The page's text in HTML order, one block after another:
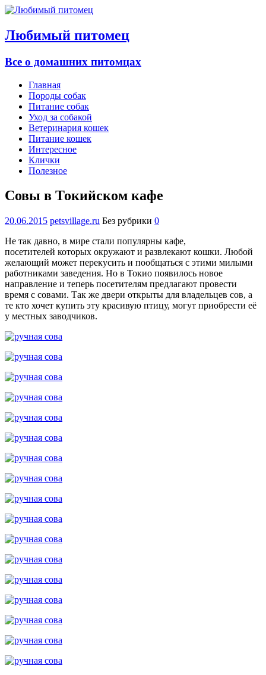
Любимый питомец
Все о домашних питомцах
Главная
Породы собак
Питание собак
Уход за собакой
Ветеринария кошек
Питание кошек
Интересное
Клички
Полезное
Совы в Токийском кафе
20.06.2015 petsvillage.ru Без рубрики 0
Не так давно, в мире стали популярны кафе,
посетителей которых окружают и развлекают кошки. Любой
желающий может перекусить и пообщаться с этими милыми
работниками заведения. Но в Токио появилось новое
направление и теперь посетителям предлагают провести
время с совами. Так же двери открыты для владельцев сов, а
те кто хочет купить эту красивую птицу, могут приобрести её
у местных заводчиков.